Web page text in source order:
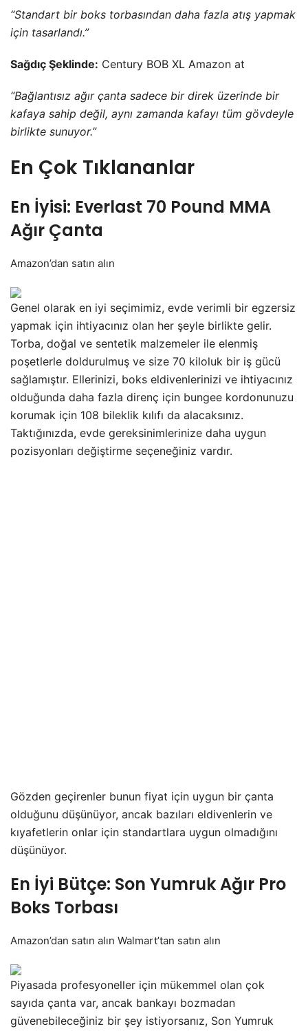
“Standart bir boks torbasından daha fazla atış yapmak
için tasarlandı.”
Sağdıç Şeklinde: Century BOB XL Amazon at
“Bağlantısız ağır çanta sadece bir direk üzerinde bir
kafaya sahip değil, aynı zamanda kafayı tüm gövdeyle
birlikte sunuyor.”
En Çok Tıklananlar
En İyisi: Everlast 70 Pound MMA
Ağır Çanta
Amazon’dan satın alın
Genel olarak en iyi seçimimiz, evde verimli bir egzersiz
yapmak için ihtiyacınız olan her şeyle birlikte gelir.
Torba, doğal ve sentetik malzemeler ile elenmiş
poşetlerle doldurulmuş ve size 70 kiloluk bir iş gücü
sağlamıştır. Ellerinizi, boks eldivenlerinizi ve ihtiyacınız
olduğunda daha fazla direnç için bungee kordonunuzu
korumak için 108 bileklik kılıfı da alacaksınız.
Taktığınızda, evde gereksinimlerinize daha uygun
pozisyonları değiştirme seçeneğiniz vardır.
Gözden geçirenler bunun fiyat için uygun bir çanta
olduğunu düşünüyor, ancak bazıları eldivenlerin ve
kıyafetlerin onlar için standartlara uygun olmadığını
düşünüyor.
En İyi Bütçe: Son Yumruk Ağır Pro
Boks Torbası
Amazon’dan satın alın Walmart’tan satın alın
Piyasada profesyoneller için mükemmel olan çok
sayıda çanta var, ancak bankayı bozmadan
güvenebileceğiniz bir şey istiyorsanız, Son Yumruk